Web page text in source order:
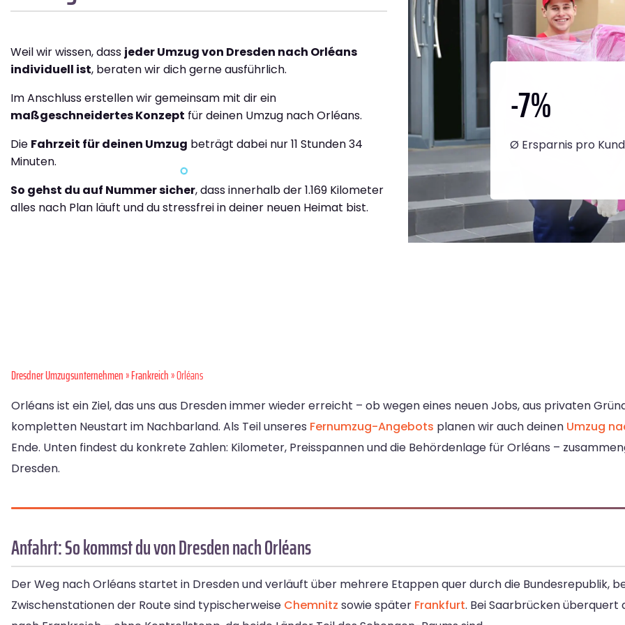
Weil wir wissen, dass jeder Umzug von Dresden nach Orléans
individuell ist, beraten wir dich gerne ausführlich.
Im Anschluss erstellen wir gemeinsam mit dir ein
maßgeschneidertes Konzept für deinen Umzug nach Orléans.
Die Fahrzeit für deinen Umzug beträgt dabei nur 11 Stunden 34
Minuten.
So gehst du auf Nummer sicher, dass innerhalb der 1.169 Kilometer
alles nach Plan läuft und du stressfrei in deiner neuen Heimat bist.
-7%
Ø Ersparnis pro
Dresdner Umzugsunternehmen»Frankreich» Orléans
Orléans ist ein Ziel, das uns aus Dresden immer wieder erreicht – ob wegen eines neuen Jobs, aus privaten
kompletten Neustart im Nachbarland. Als Teil unseres Fernumzug-Angebots planen wir auch deinen Umzug
Ende. Unten findest du konkrete Zahlen: Kilometer, Preisspannen und die Behördenlage für Orléans –
Dresden.
Anfahrt: So kommst du von Dresden nach Orléans
Der Weg nach Orléans startet in Dresden und verläuft über mehrere Etappen quer durch die Bundesrepublik,
Zwischenstationen der Route sind typischerweise Chemnitz sowie später Frankfurt. Bei Saarbrücken